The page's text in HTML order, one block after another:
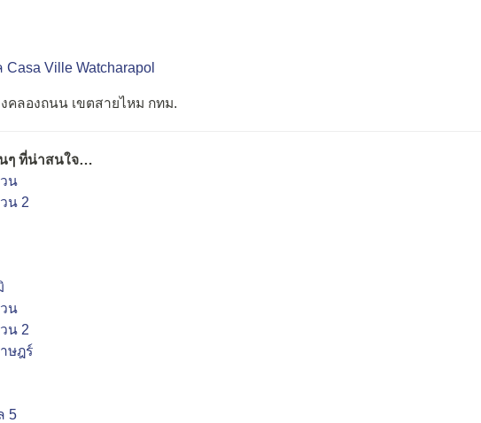
Ville Watcharapol
คลองถนน เขตสายไหม กทม.
นๆ ที่น่าสนใจ…
น
น 2
น
น 2
ษฎร์
5